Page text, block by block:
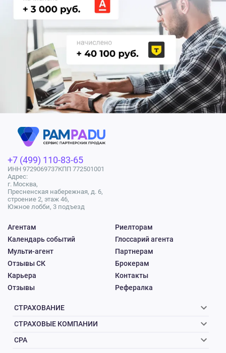
+7 (499) 110-83-65
ИНН 9729069737КПП 772501001
Адрес:
г. Москва,
Пресненская набережная, д. 6,
строение 2, этаж 46,
Южное лобби, 3 подъезд
Агентам
Риелторам
Календарь событий
Глоссарий агента
Мульти-агент
Партнерам
Отзывы СК
Брокерам
Карьера
Контакты
Отзывы
Рефералка
СТРАХОВАНИЕ
СТРАХОВЫЕ КОМПАНИИ
CPA